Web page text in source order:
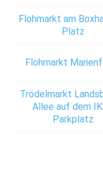
Flohmarkt am
Platz
Flohmarkt
Trödelmarkt
Allee auf dem
Parkplatz